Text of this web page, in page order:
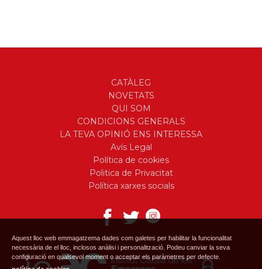
CATÀLEG
NOVETATS
QUI SOM
CONDICIONS GENERALS
LA TEVA OPINIÓ ENS INTERESSA
Avís Legal
Política de cookies
Politica de Privacitat
Política xarxes socials
Aquest lloc web emmagatzema dades com galetes per habilitar la funcionalitat
necessària de el lloc, inclosos anàlisi i personalització. Podeu canviar la seva
configuració en qualsevol moment o acceptar els paràmetres per defecte.